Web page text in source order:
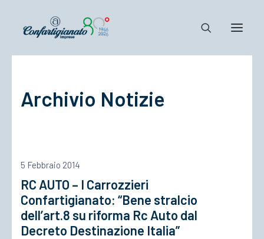
Confartigianato
Cosa Facciamo
Associarsi
Archivio Notizie
5 Febbraio 2014
RC AUTO – I Carrozzieri
Confartigianato: “Bene stralcio
dell’art.8 su riforma Rc Auto dal
Decreto Destinazione Italia”